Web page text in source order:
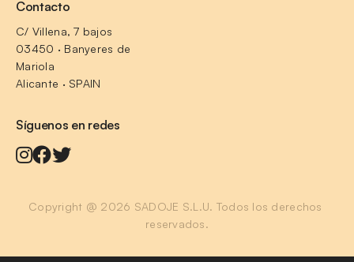
Contacto
C/ Villena, 7 bajos
03450 · Banyeres de
Mariola
Alicante · SPAIN
Síguenos en redes
Copyright @ 2026 SADOJE S.L.U. Todos los derechos
reservados.